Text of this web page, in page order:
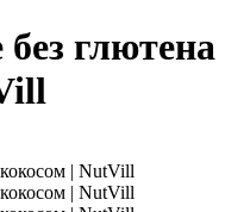
глютена